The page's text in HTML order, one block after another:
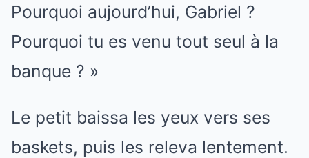
Pourquoi aujourd’hui, Gabriel ?
Pourquoi tu es venu tout seul à la
banque ? »
Le petit baissa les yeux vers ses
baskets, puis les releva lentement.